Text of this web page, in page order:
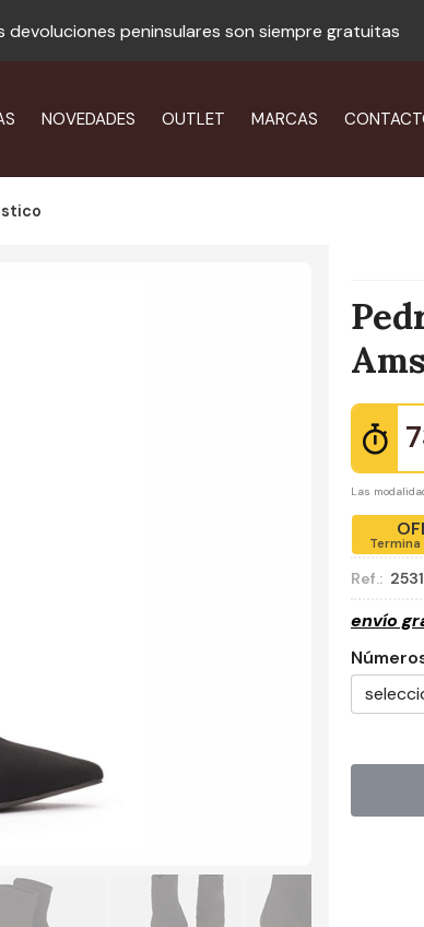
devoluciones peninsulares son siempre gratuitas
NOVEDADES OUTLET MARCAS
Las
Termina
Ref.:
envío